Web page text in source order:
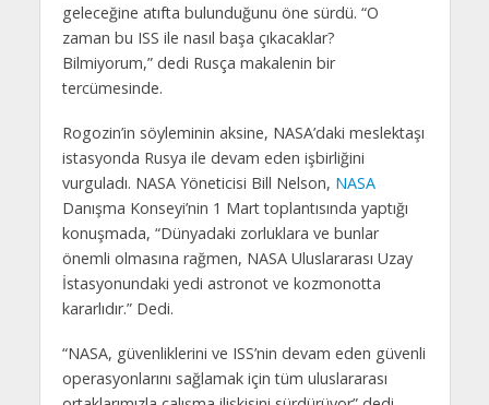
geleceğine atıfta bulunduğunu öne sürdü. “O
zaman bu ISS ile nasıl başa çıkacaklar?
Bilmiyorum,” dedi Rusça makalenin bir
tercümesinde.
Rogozin’in söyleminin aksine, NASA’daki meslektaşı
istasyonda Rusya ile devam eden işbirliğini
vurguladı. NASA Yöneticisi Bill Nelson, NASA
Danışma Konseyi’nin 1 Mart toplantısında yaptığı
konuşmada, “Dünyadaki zorluklara ve bunlar
önemli olmasına rağmen, NASA Uluslararası Uzay
İstasyonundaki yedi astronot ve kozmonotta
kararlıdır.” Dedi.
“NASA, güvenliklerini ve ISS’nin devam eden güvenli
operasyonlarını sağlamak için tüm uluslararası